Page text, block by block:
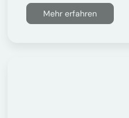
Mehr erfahren